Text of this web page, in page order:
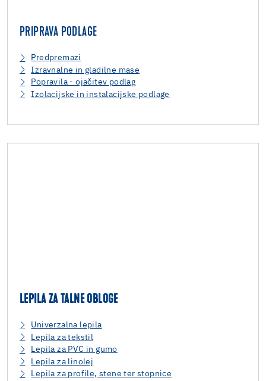
PRIPRAVA PODLAGE
Predpremazi
Izravnalne in gladilne mase
Popravila - ojačitev podlag
Izolacijske in instalacijske podlage
LEPILA ZA TALNE OBLOGE
Univerzalna lepila
Lepila za tekstil
Lepila za PVC in gumo
Lepila za linolej
Lepila za profile, stene ter stopnice